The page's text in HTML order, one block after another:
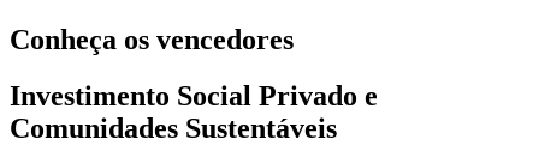
Conheça os vencedores
Investimento Social Privado e
Comunidades Sustentáveis